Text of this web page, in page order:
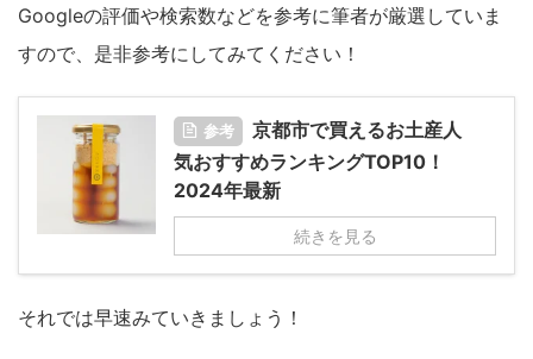
Googleの評価や検索数などを参考に筆者が厳選していま
すので、是非参考にしてみてください！
参考
京都市で買えるお土産人
気おすすめランキングTOP10！
2024年最新
続きを見る
それでは早速みていきましょう！